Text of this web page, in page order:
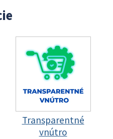
Transparentné
vnútro